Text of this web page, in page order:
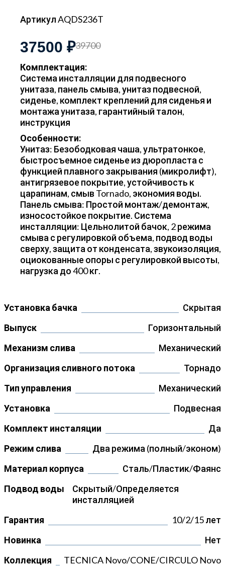
Артикул AQDS236T
37500 ₽39700
Комплектация:
Система инсталляции для подвесного
унитаза, панель смыва, унитаз подвесной,
сиденье, комплект креплений для сиденья и
монтажа унитаза, гарантийный талон,
инструкция
Особенности:
Унитаз: Безободковая чаша, ультратонкое,
быстросъемное сиденье из дюропласта с
функцией плавного закрывания (микролифт),
антигрязевое покрытие, устойчивость к
царапинам, смыв Tornado, экономия воды.
Панель смыва: Простой монтаж/демонтаж,
износостойкое покрытие. Система
инсталляции: Цельнолитой бачок, 2 режима
смыва с регулировкой объема, подвод воды
сверху, защита от конденсата, звукоизоляция,
оциокованные опоры с регулировкой высоты,
нагрузка до 400 кг.
Установка бачка
Скрытая
Выпуск
Горизонтальный
Механизм слива
Механический
Организация сливного потока
Торнадо
Тип управления
Механический
Установка
Подвесная
Комплект инсталяции
Да
Режим слива
Два режима (полный/эконом)
Материал корпуса
Сталь/Пластик/Фаянс
Подвод воды
Скрытый/Определяется
инсталляцией
Гарантия
10/2/15 лет
Новинка
Нет
Коллекция
TECNICA Novo/CONE/CIRCULO Novo